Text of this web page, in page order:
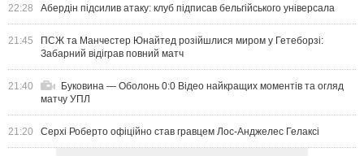
22:28 Абердін підсилив атаку: клуб підписав бельгійського універсала
21:45
ПСЖ та Манчестер Юнайтед розійшлися миром у Гетеборзі:
Забарний відіграв повний матч
21:40
Буковина — Оболонь 0:0 Відео найкращих моментів та огляд
матчу УПЛ
21:20 Серхі Роберто офіційно став гравцем Лос-Анджелес Гелаксі